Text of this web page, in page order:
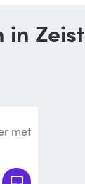
in Zeist
met